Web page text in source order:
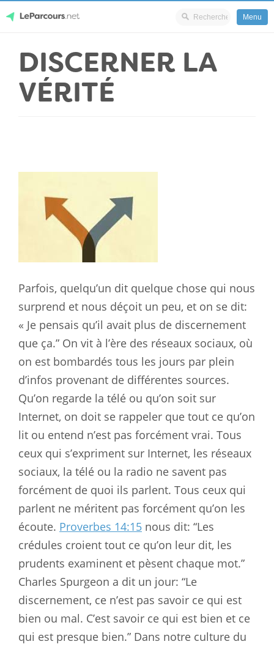
content
LeParcours.net
Menu
DISCERNER LA
VÉRITÉ
Parfois, quelqu’un dit quelque chose qui nous
surprend et nous déçoit un peu, et on se dit:
« Je pensais qu’il avait plus de discernement
que ça.” On vit à l’ère des réseaux sociaux, où
on est bombardés tous les jours par plein
d’infos provenant de différentes sources.
Qu’on regarde la télé ou qu’on soit sur
Internet, on doit se rappeler que tout ce qu’on
lit ou entend n’est pas forcément vrai. Tous
ceux qui s’expriment sur Internet, les réseaux
sociaux, la télé ou la radio ne savent pas
forcément de quoi ils parlent. Tous ceux qui
parlent ne méritent pas forcément qu’on les
écoute. Proverbes 14:15 nous dit: “Les
crédules croient tout ce qu’on leur dit, les
prudents examinent et pèsent chaque mot.”
Charles Spurgeon a dit un jour: “Le
discernement, ce n’est pas savoir ce qui est
bien ou mal. C’est savoir ce qui est bien et ce
qui est presque bien.” Dans notre culture du